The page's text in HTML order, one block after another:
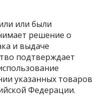
или были
решение о
и выдаче
подтверждает
указанных товаров
Федерации.